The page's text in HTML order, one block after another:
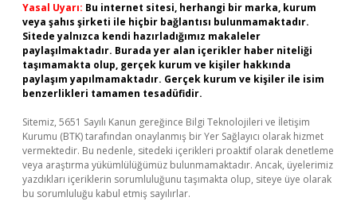
Yasal Uyarı: Bu internet sitesi, herhangi bir marka, kurum
veya şahıs şirketi ile hiçbir bağlantısı bulunmamaktadır.
Sitede yalnızca kendi hazırladığımız makaleler
paylaşılmaktadır. Burada yer alan içerikler haber niteliği
taşımamakta olup, gerçek kurum ve kişiler hakkında
paylaşım yapılmamaktadır. Gerçek kurum ve kişiler ile isim
benzerlikleri tamamen tesadüfidir.
Sitemiz, 5651 Sayılı Kanun gereğince Bilgi Teknolojileri ve İletişim
Kurumu (BTK) tarafından onaylanmış bir Yer Sağlayıcı olarak hizmet
vermektedir. Bu nedenle, sitedeki içerikleri proaktif olarak denetleme
veya araştırma yükümlülüğümüz bulunmamaktadır. Ancak, üyelerimiz
yazdıkları içeriklerin sorumluluğunu taşımakta olup, siteye üye olarak
bu sorumluluğu kabul etmiş sayılırlar.